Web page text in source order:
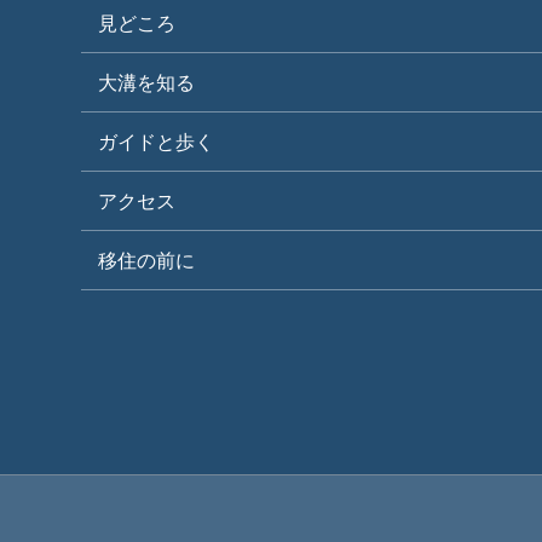
見どころ
大溝を知る
ガイドと歩く
アクセス
移住の前に